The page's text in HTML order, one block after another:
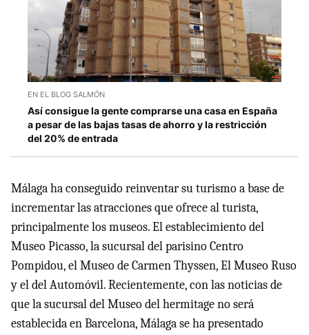
EN EL BLOG SALMÓN
Así consigue la gente comprarse una casa en España
a pesar de las bajas tasas de ahorro y la restricción
del 20% de entrada
Málaga ha conseguido reinventar su turismo a base de
incrementar las atracciones que ofrece al turista,
principalmente los museos. El establecimiento del
Museo Picasso, la sucursal del parisino Centro
Pompidou, el Museo de Carmen Thyssen, El Museo Ruso
y el del Automóvil. Recientemente, con las noticias de
que la sucursal del Museo del hermitage no será
establecida en Barcelona, Málaga se ha presentado